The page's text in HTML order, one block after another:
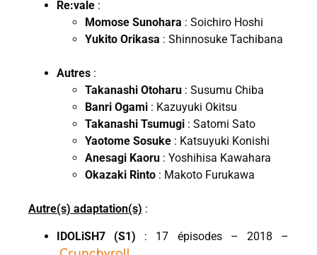
Re:vale :
Momose Sunohara : Soichiro Hoshi
Yukito Orikasa : Shinnosuke Tachibana
Autres :
Takanashi Otoharu : Susumu Chiba
Banri Ogami : Kazuyuki Okitsu
Takanashi Tsumugi : Satomi Sato
Yaotome Sosuke : Katsuyuki Konishi
Anesagi Kaoru : Yoshihisa Kawahara
Okazaki Rinto : Makoto Furukawa
Autre(s) adaptation(s) :
IDOLiSH7 (S1) : 17 épisodes – 2018 –